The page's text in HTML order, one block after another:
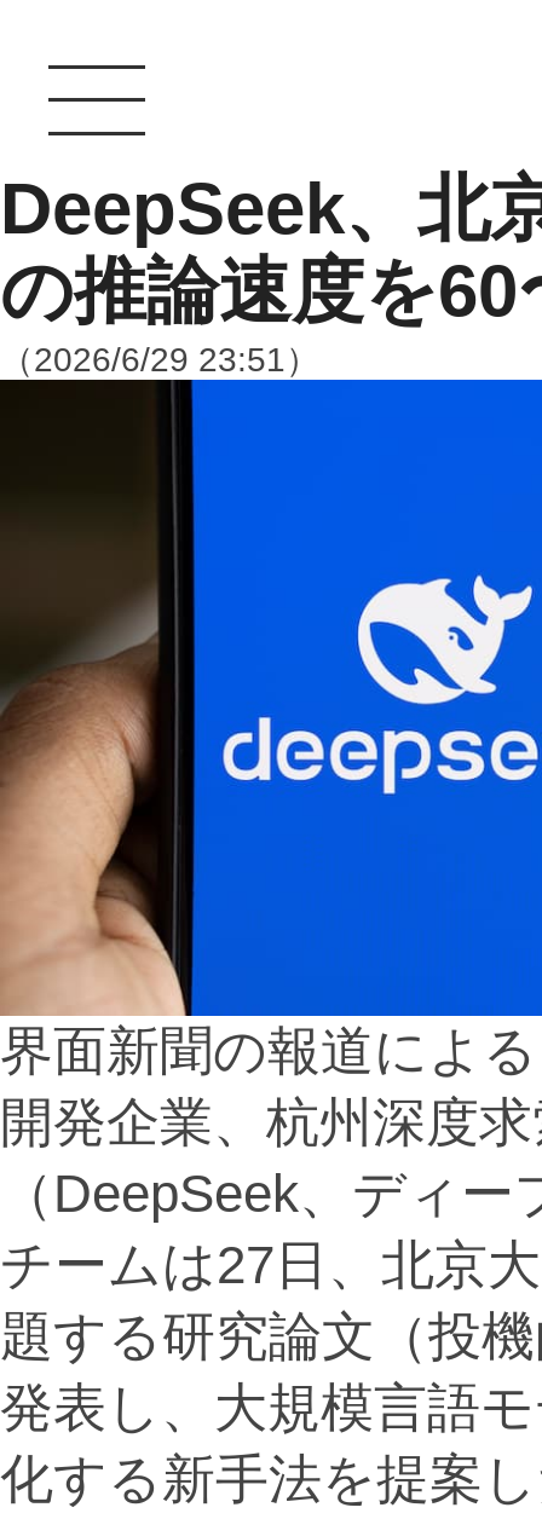
DeepSeek、北
の推論速度を60
（2026/6/29 23:51）
界面新聞の報道によ
開発企業、杭州深度
（DeepSeek、ディ
チームは27日、北京
題する研究論文（投
発表し、大規模言語
化する新手法を提案